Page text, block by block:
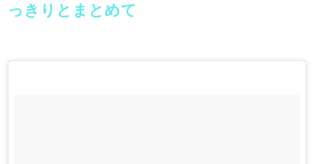
っきりとまとめて